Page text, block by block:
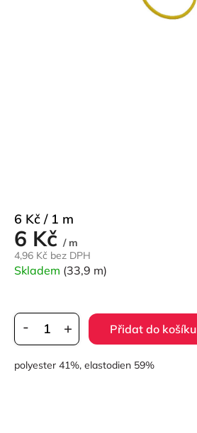
6 Kč / m
4,96 Kč bez DPH
Měrná
cena:
6 Kč / 1 m
Skladem (33,9 m)
Přidat do košíku
polyester 41%, elastodien 59%